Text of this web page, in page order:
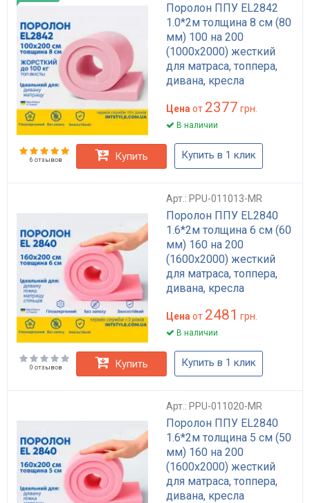
Поролон ППУ EL2842
1.0*2м толщина 8 см (80
мм) 100 на 200
(1000х2000) жесткий
для матраса, топпера,
дивана, кресла
Цена от 2377 грн.
В наличии
6 отзывов Купить Купить в 1 клик
Арт.: PPU-011013-MR
Поролон ППУ EL2840
1.6*2м толщина 6 см (60
мм) 160 на 200
(1600х2000) жесткий
для матраса, топпера,
дивана, кресла
Цена от 2481 грн.
В наличии
0 отзывов Купить Купить в 1 клик
Арт.: PPU-011020-MR
Поролон ППУ EL2840
1.6*2м толщина 5 см (50
мм) 160 на 200
(1600х2000) жесткий
для матраса, топпера,
дивана, кресла